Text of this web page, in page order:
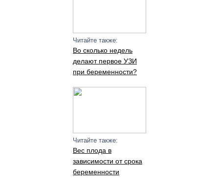
Читайте также:
Во сколько недель
делают первое УЗИ
при беременности?
Читайте также:
Вес плода в
зависимости от срока
беременности